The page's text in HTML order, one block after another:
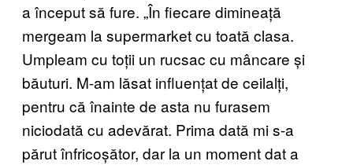
a început să fure. „În fiecare dimineață
mergeam la supermarket cu toată clasa.
Umpleam cu toții un rucsac cu mâncare și
băuturi. M-am lăsat influențat de ceilalți,
pentru că înainte de asta nu furasem
niciodată cu adevărat. Prima dată mi s-a
părut înfricoșător, dar la un moment dat a